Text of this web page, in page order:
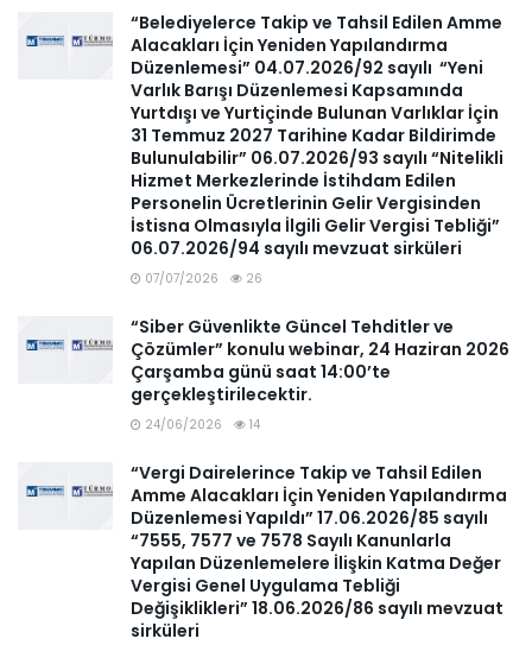
“Belediyelerce Takip ve Tahsil Edilen Amme
Alacakları İçin Yeniden Yapılandırma
Düzenlemesi” 04.07.2026/92 sayılı “Yeni
Varlık Barışı Düzenlemesi Kapsamında
Yurtdışı ve Yurtiçinde Bulunan Varlıklar İçin
31 Temmuz 2027 Tarihine Kadar Bildirimde
Bulunulabilir” 06.07.2026/93 sayılı “Nitelikli
Hizmet Merkezlerinde İstihdam Edilen
Personelin Ücretlerinin Gelir Vergisinden
İstisna Olmasıyla İlgili Gelir Vergisi Tebliği”
06.07.2026/94 sayılı mevzuat sirküleri
07/07/2026 26
“Siber Güvenlikte Güncel Tehditler ve
Çözümler” konulu webinar, 24 Haziran 2026
Çarşamba günü saat 14:00’te
gerçekleştirilecektir.
24/06/2026 14
“Vergi Dairelerince Takip ve Tahsil Edilen
Amme Alacakları İçin Yeniden Yapılandırma
Düzenlemesi Yapıldı” 17.06.2026/85 sayılı
“7555, 7577 ve 7578 Sayılı Kanunlarla
Yapılan Düzenlemelere İlişkin Katma Değer
Vergisi Genel Uygulama Tebliği
Değişiklikleri” 18.06.2026/86 sayılı mevzuat
sirküleri